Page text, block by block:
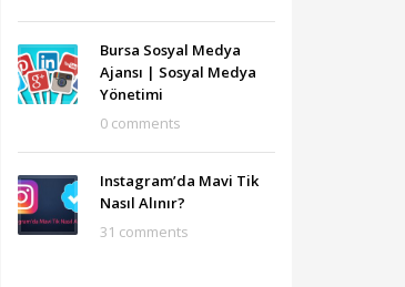
Bursa Sosyal Medya
Ajansı‎ | Sosyal Medya
Yönetimi
0 comments
Instagram’da Mavi Tik
Nasıl Alınır?
31 comments